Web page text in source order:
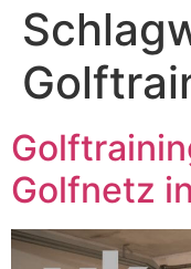
Golfnetz